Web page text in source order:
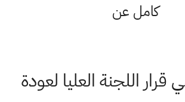
كامل عن
اللجنة العليا لعودة